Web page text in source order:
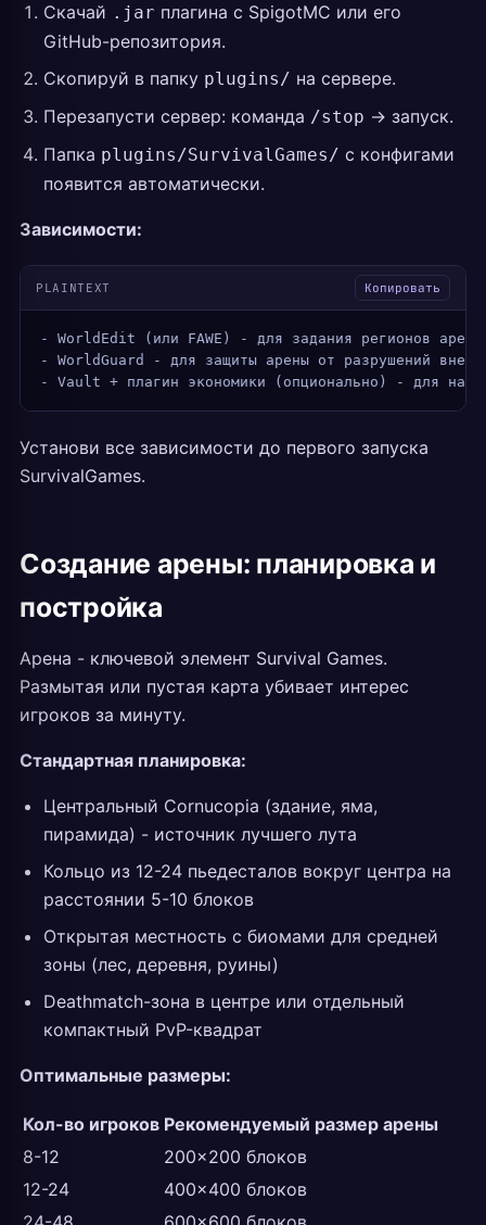
Скачай .jar плагина с SpigotMC или его
GitHub-репозитория.
Скопируй в папку plugins/ на сервере.
Перезапусти сервер: команда /stop -> запуск.
Папка plugins/SurvivalGames/ с конфигами
появится автоматически.
Зависимости:
PLAINTEXT Копировать
- WorldEdit (или FAWE) - для задания регионов арены
- WorldGuard - для защиты арены от разрушений вне
- Vault + плагин экономики (опционально) - для
Установи все зависимости до первого запуска
SurvivalGames.
Создание арены: планировка и
постройка
Арена - ключевой элемент Survival Games.
Размытая или пустая карта убивает интерес
игроков за минуту.
Стандартная планировка:
Центральный Cornucopia (здание, яма,
пирамида) - источник лучшего лута
Кольцо из 12-24 пьедесталов вокруг центра на
расстоянии 5-10 блоков
Открытая местность с биомами для средней
зоны (лес, деревня, руины)
Deathmatch-зона в центре или отдельный
компактный PvP-квадрат
Оптимальные размеры:
Кол-во игроков Рекомендуемый размер арены
8-12
200x200 блоков
12-24
400x400 блоков